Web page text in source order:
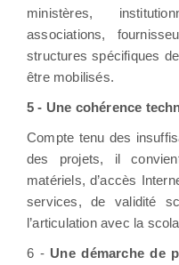
ministères,
associations,
structures spécifiques
être mobilisés.
5 - Une cohérence
Compte tenu des
des projets, il
matériels, d’accès
services, de validité
l’articulation avec la
6 - Une démarche de